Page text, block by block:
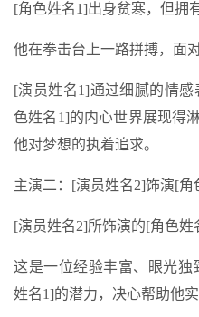
[角色姓名1]出身贫寒，但拥
他在拳击台上一路拼搏，面
[演员姓名1]通过细腻的情
色姓名1]的内心世界展现得
他对梦想的执着追求。
主演二：[演员姓名2]饰演[角
[演员姓名2]所饰演的[角色姓
这是一位经验丰富、眼光
姓名1]的潜力，决心帮助他实